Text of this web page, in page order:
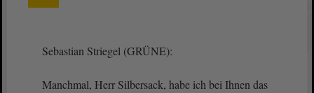
Sebastian Striegel (GRÜNE):
Manchmal, Herr Silbersack, habe ich bei Ihnen das